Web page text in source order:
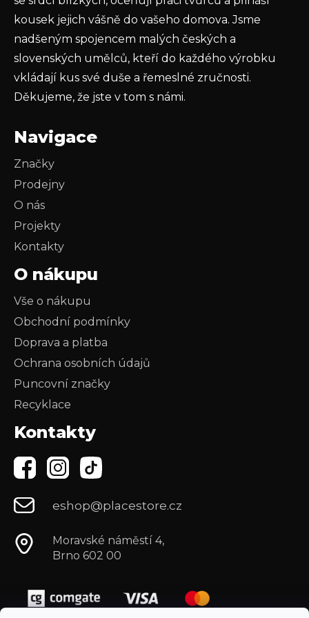
kousek jejich vášně do vašeho domova. Jsme
nadšeným spojencem malých českých a
slovenských umělců, kteří do každého výrobku
vkládají kus své duše a řemeslné zručnosti.
Děkujeme, že jste v tom s námi.
Navigace
Značky
Prodejny
O nás
Projekty
Kontakty
O nákupu
Vše o nákupu
Obchodní podmínky
Doprava a platba
Ochrana osobních údajů
Puncovní značky
Recyklace
Kontakty
eshop@placestore.cz
Moravské náměstí 4,
Brno 602 00